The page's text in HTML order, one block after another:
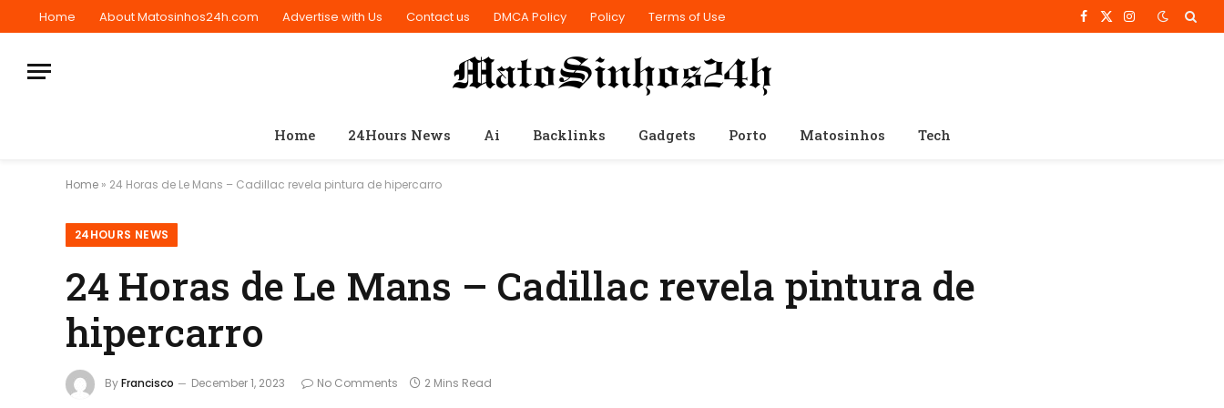
Home About Matosinhos24h.com Advertise with Us Contact us DMCA Policy Policy Terms of Use Facebook
X
Instagram
Home 24Hours News Ai Backlinks Gadgets Porto Matosinhos Tech
Home » 24 Horas de Le Mans – Cadillac revela pintura de hipercarro
24HOURS NEWS
24 Horas de Le Mans – Cadillac revela pintura de
hipercarro
ByFrancisco December 1, 2023 No Comments 2 Mins Read